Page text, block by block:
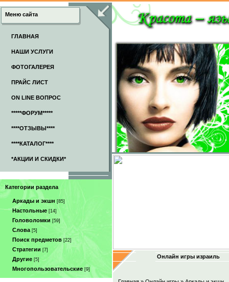
Меню сайта
ГЛАВНАЯ
НАШИ УСЛУГИ
ФОТОГАЛЕРЕЯ
ПРАЙС ЛИСТ
ON LINE ВОПРОС
*****ФОРУМ*****
****ОТЗЫВЫ****
****КАТАЛОГ****
*АКЦИИ И СКИДКИ*
Категории раздела
Аркады и экшн [85]
Настольные [14]
Головоломки [59]
Слова [5]
Поиск предметов [22]
Стратегии [7]
Другие [5]
Многопользовательские [9]
Онлайн игры израиль